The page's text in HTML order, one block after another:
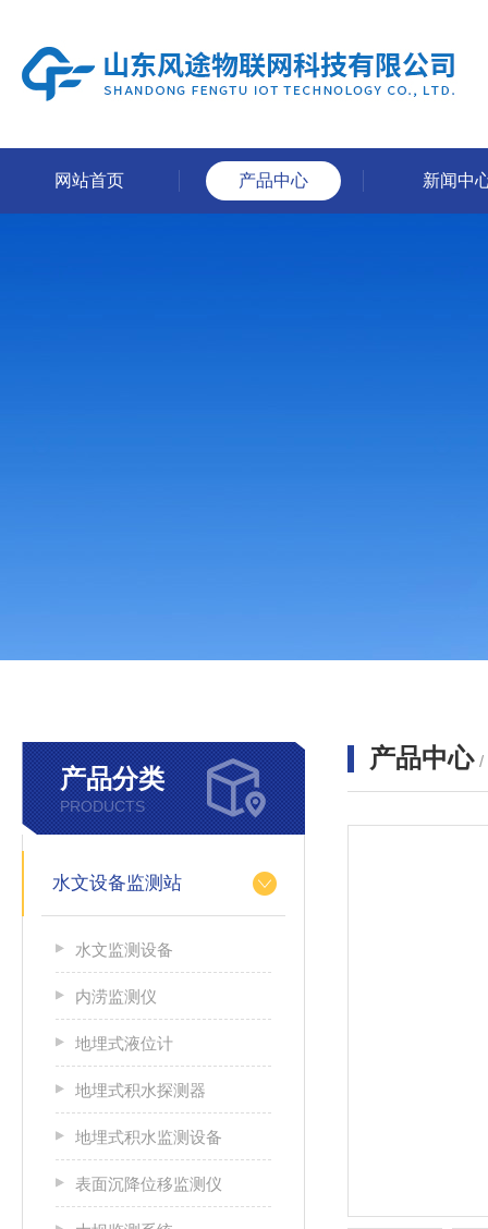
网站首页 产品中心 新闻中
产品分类
PRODUCTS
水文设备监测站
水文监测设备
内涝监测仪
地埋式液位计
地埋式积水探测器
地埋式积水监测设备
表面沉降位移监测仪
产品中心 /